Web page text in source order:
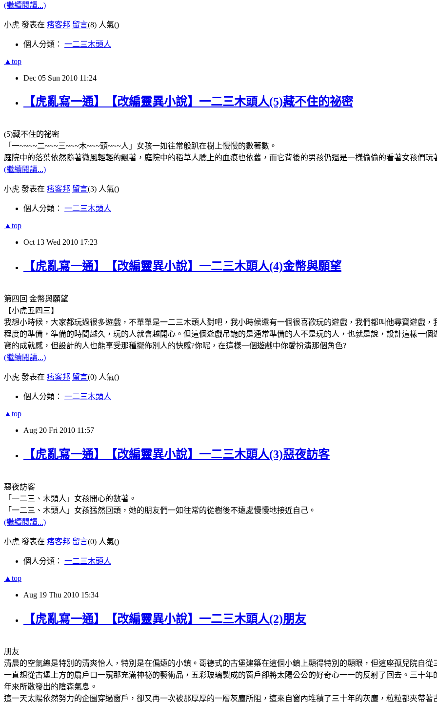
(繼續閱讀...)
小虎 發表在 痞客邦 留言(8) 人氣()
個人分類： 一二三木頭人
▲top
Dec 05 Sun 2010 11:24
【虎亂寫一通】【改編靈異小說】一二三木頭人(5)藏不住的祕密
(5)藏不住的祕密
「一~~~~二~~~三~~~木~~~頭~~~人」女孩一如往常般趴在樹上慢慢的數著數。
庭院中的落葉依然隨著微風輕輕的飄著，庭院中的稻草人臉上的血痕也依舊，而它背後的男孩仍還是一樣偷偷的看著女孩們玩
(繼續閱讀...)
小虎 發表在 痞客邦 留言(3) 人氣()
個人分類： 一二三木頭人
▲top
Oct 13 Wed 2010 17:23
【虎亂寫一通】【改編靈異小說】一二三木頭人(4)金幣與願望
第四回 金幣與願望
【小虎五四三】
我想小時候，大家都玩過很多遊戲，不單單是一二三木頭人對吧，我小時候還有一個很喜歡玩的遊戲，我們都叫他尋寶遊戲
程度的準備，準備的時間越久，玩的人就會越開心。但這個遊戲吊詭的是通常準備的人不是玩的人，也就是說，設計這樣一
寶的成就感，但設計的人也能享受那種擺佈別人的快感?你呢，在這樣一個遊戲中你愛扮演那個角色?
(繼續閱讀...)
小虎 發表在 痞客邦 留言(0) 人氣()
個人分類： 一二三木頭人
▲top
Aug 20 Fri 2010 11:57
【虎亂寫一通】【改編靈異小說】一二三木頭人(3)惡夜訪客
惡夜訪客
「一二三、木頭人」女孩開心的數著。
「一二三、木頭人」女孩猛然回頭，她的朋友們一如往常的從樹後不遠處慢慢地接近自己。
(繼續閱讀...)
小虎 發表在 痞客邦 留言(0) 人氣()
個人分類： 一二三木頭人
▲top
Aug 19 Thu 2010 15:34
【虎亂寫一通】【改編靈異小說】一二三木頭人(2)朋友
朋友
清晨的空氣總是特別的清爽怡人，特別是在偏遠的小鎮。哥德式的古堡建築在這個小鎮上顯得特別的顯眼，但這座孤兒院自
一直想從古堡上方的扇戶口一窺那充滿神祕的藝術品，五彩玻璃製成的窗戶卻將太陽公公的好奇心一一的反射了回去。三十
年來所散發出的陰森氣息。
這一天太陽依然努力的企圖穿過窗戶，卻又再一次被那厚厚的一層灰塵所阻，這來自窗內堆積了三十年的灰塵，粒粒都夾帶著